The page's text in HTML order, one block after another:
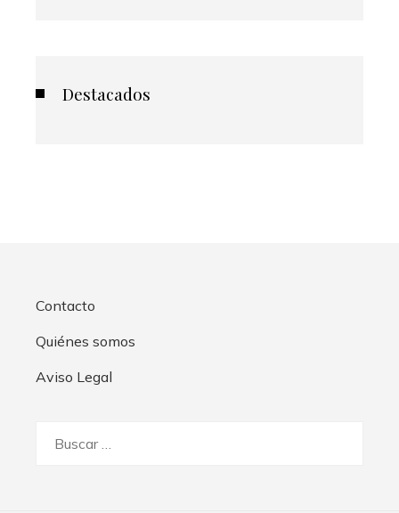
Destacados
Contacto
Quiénes somos
Aviso Legal